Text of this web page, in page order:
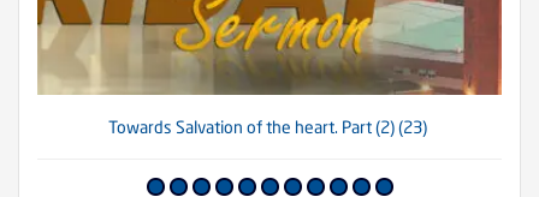
(23) Towards Salvation of the heart. Part (2)